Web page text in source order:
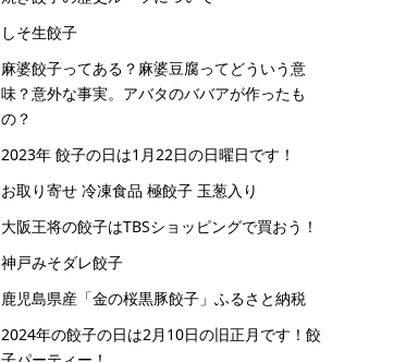
しそ生餃子
麻婆餃子ってある？麻婆豆腐ってどういう意
味？意外な事実。アバタのババアが作ったも
の？
2023年 餃子の日は1月22日の日曜日です！
お取り寄せ 冷凍食品 極餃子 玉葱入り
大阪王将の餃子はTBSショッピングで買おう！
神戸みそダレ餃子
鹿児島県産「金の桜黒豚餃子」ふるさと納税
2024年の餃子の日は2月10日の旧正月です！餃